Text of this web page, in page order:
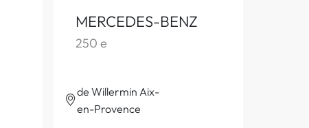
MERCEDES-BENZ
250 e
de Willermin Aix-
en-Provence